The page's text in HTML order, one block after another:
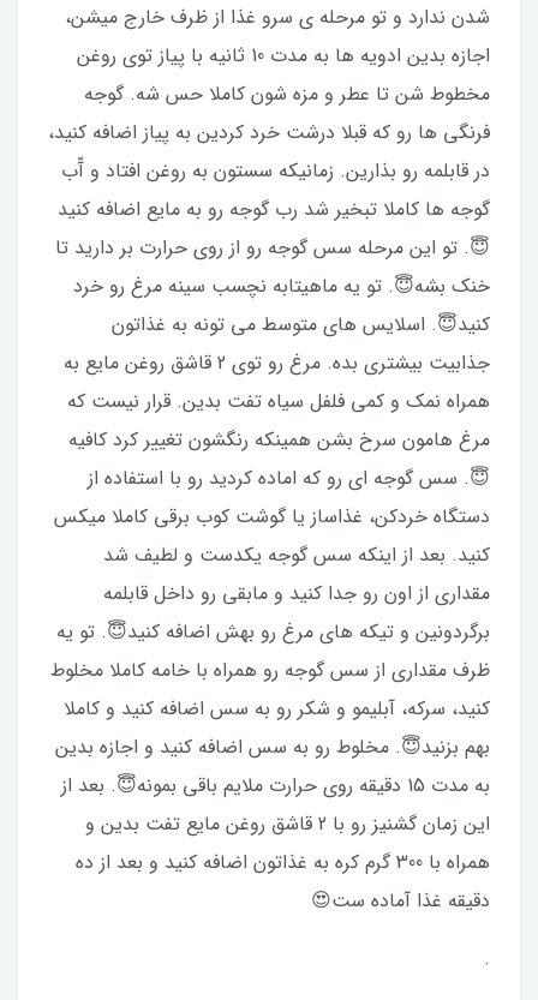
شدن ندارد و تو مرحله ی سرو غذا از ظرف خارج میشن،
اجازه بدین ادویه ها به مدت 10 ثانیه با پیاز توی روغن
مخطوط شن تا عطر و مزه شون کاملا حس شه. گوجه
فرنگی ها رو که قبلا درشت خرد کردین به پیاز اضافه کنید،
در قابلمه رو بذارین. زمانیکه سستون به روغن افتاد و آّب
گوجه ها کاملا تبخیر شد رب گوجه رو به مایع اضافه کنید
😇. تو این مرحله سس گوجه رو از روی حرارت بر دارید تا
خنک بشه😇. تو یه ماهیتابه نچسب سینه مرغ رو خرد
کنید😇. اسلایس های متوسط می تونه به غذاتون
جذابیت بیشتری بده. مرغ رو توی 2 قاشق روغن مایع به
همراه نمک و کمی فلفل سیاه تفت بدین. قرار نیست که
مرغ هامون سرخ بشن همینکه رنگشون تغییر کرد کافیه
😇. سس گوجه ای رو که اماده کردید رو با استفاده از
دستگاه خردکن، غذاساز یا گوشت کوب برقی کاملا میکس
کنید. بعد از اینکه سس گوجه یکدست و لطیف شد
مقداری از اون رو جدا کنید و مابقی رو داخل قابلمه
برگردونین و تیکه های مرغ رو بهش اضافه کنید😇. تو یه
ظرف مقداری از سس گوجه رو همراه با خامه کاملا مخلوط
کنید، سرکه، آبلیمو و شکر رو به سس اضافه کنید و کاملا
بهم بزنید😇. مخلوط رو به سس اضافه کنید و اجازه بدین
به مدت 15 دقیقه روی حرارت ملایم باقی بمونه😇. بعد از
این زمان گشنیز رو با 2 قاشق روغن مایع تفت بدین و
همراه با 300 گرم کره به غذاتون اضافه کنید و بعد از ده
دقیقه غذا آماده ست😍
.